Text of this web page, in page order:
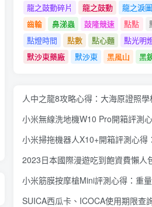
龍之鼓動碎片
龍之鼓動
龍之淚
齒輪
鼻涕蟲 鼓隆競速 點點
點燈時間
點數 點心麵
點光明
默沙東藥廠
默沙東 黑風山 黑